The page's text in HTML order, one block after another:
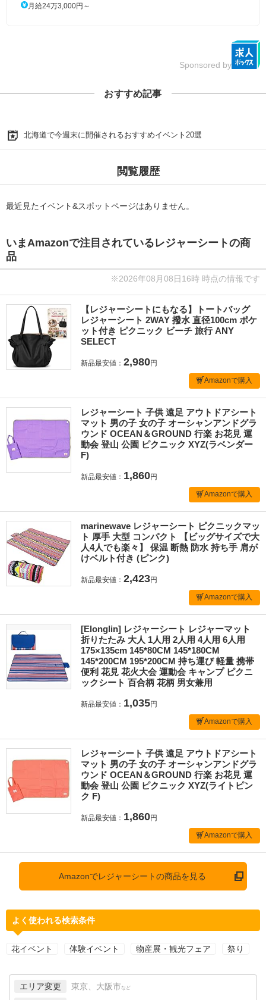
月給24万3,000円～
Sponsored by
おすすめ記事
北海道で今週末に開催されるおすすめイベント20選
閲覧履歴
最近見たイベント&スポットページはありません。
いまAmazonで注目されているレジャーシートの商
品
※2026年08月08日16時 時点の情報です
【レジャーシートにもなる】トートバッグ
レジャーシート 2WAY 撥水 直径100cm ポケ
ット付き ピクニック ビーチ 旅行 ANY
SELECT
新品最安値： 2,980円
Amazonで購入
レジャーシート 子供 遠足 アウトドアシート
マット 男の子 女の子 オーシャンアンドグラ
ウンド OCEAN＆GROUND 行楽 お花見 運
動会 登山 公園 ピクニック XYZ(ラベンダー
F)
新品最安値： 1,860円
Amazonで購入
marinewave レジャーシート ピクニックマッ
ト 厚手 大型 コンパクト 【ビッグサイズで大
人4人でも楽々】 保温 断熱 防水 持ち手 肩が
けベルト付き (ピンク)
新品最安値： 2,423円
Amazonで購入
[Elonglin] レジャーシート レジャーマット
折りたたみ 大人 1人用 2人用 4人用 6人用
175×135cm 145*80CM 145*180CM
145*200CM 195*200CM 持ち運び 軽量 携帯
便利 花見 花火大会 運動会 キャンプ ピクニ
ックシート 百合柄 花柄 男女兼用
新品最安値： 1,035円
Amazonで購入
レジャーシート 子供 遠足 アウトドアシート
マット 男の子 女の子 オーシャンアンドグラ
ウンド OCEAN＆GROUND 行楽 お花見 運
動会 登山 公園 ピクニック XYZ(ライトピン
ク F)
新品最安値： 1,860円
Amazonで購入
Amazonでレジャーシートの商品を見る
よく使われる検索条件
花イベント 体験イベント 物産展・観光フェア 祭り
エリア変更 東京、大阪市 など